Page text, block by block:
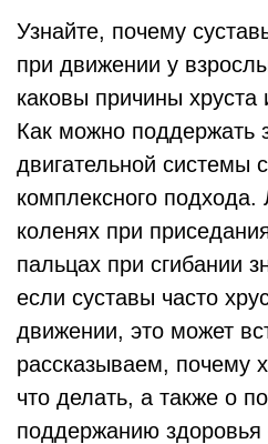
Узнайте, почему
при движении у
каковы причины
Как можно поддержать
двигательной системы
комплексного подхода.
коленях при
пальцах при сгибании
если суставы часто
движении, это может
рассказываем, почему
что делать, а также о
поддержанию здоровья